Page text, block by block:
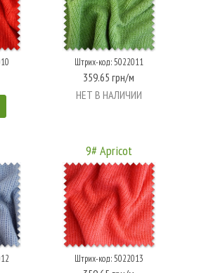
Штрих-код: 5022011
359.65 грн/м
НЕТ В НАЛИЧИИ
9# Apricot
Штрих-код: 5022013